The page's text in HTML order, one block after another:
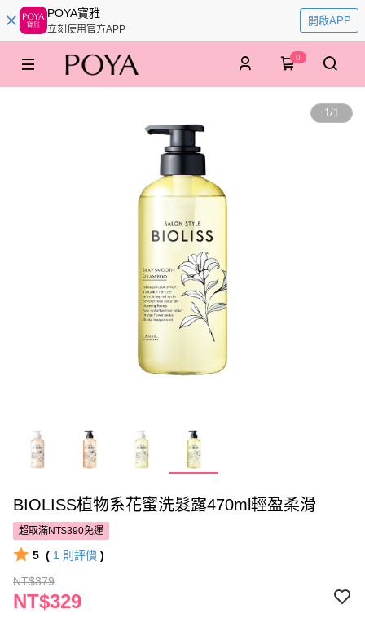
POYA寶雅
立刻使用官方APP
開啟APP
0
1/1
BIOLISS植物系花蜜洗髮露470ml輕盈柔滑
超取滿NT$390免運
5 ( 1 則評價 )
NT$379
NT$329